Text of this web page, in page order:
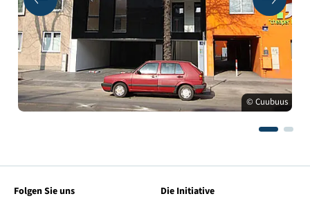
© Cuubuus
Folgen Sie uns
Die Initiative